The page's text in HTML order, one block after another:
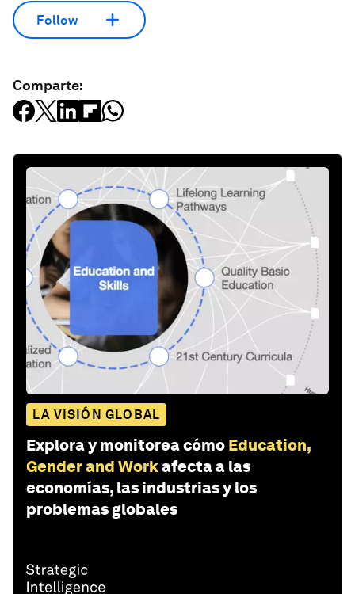
Follow
Comparte:
LA VISIÓN GLOBAL
Explora y monitorea cómo Education,
Gender and Workafecta a las
economías, las industrias y los
problemas globales